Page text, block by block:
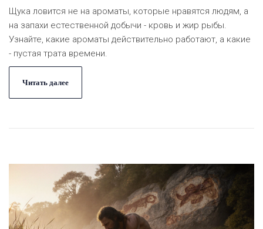
Щука ловится не на ароматы, которые нравятся людям, а
на запахи естественной добычи - кровь и жир рыбы.
Узнайте, какие ароматы действительно работают, а какие
- пустая трата времени.
Читать далее